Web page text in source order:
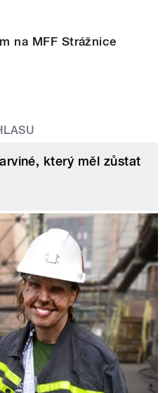
na MFF Strážnice
který měl zůstat